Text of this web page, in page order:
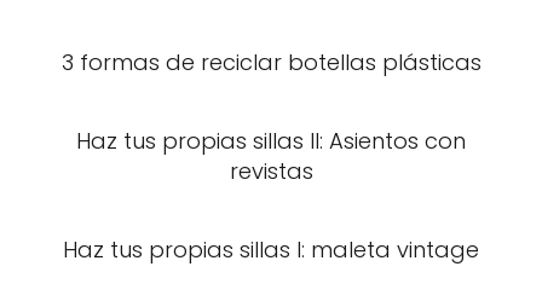
3 formas de reciclar botellas plásticas
Haz tus propias sillas II: Asientos con
revistas
Haz tus propias sillas I: maleta vintage